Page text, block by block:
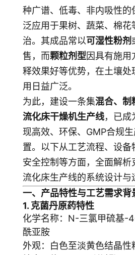
种广谱、低毒、非内吸性的
泛应用于果树、蔬菜、棉花
治。其成品常以可湿性粉剂
售，而颗粒剂型因具有施
释效果好等优势，在土壤处
用日益广泛。
为此，建设一条集混合、制
流化床干燥机生产线，已成
现高效、环保、GMP合规
置。以下从工艺流程、设备
安全控制等方面，全面解析
流化床生产线的系统设计与
一、产品特性与工艺需求背
1. 克菌丹原药特性
化学名称：N-三氯甲硫基-
酰亚胺
外观：白色至淡黄色结晶性